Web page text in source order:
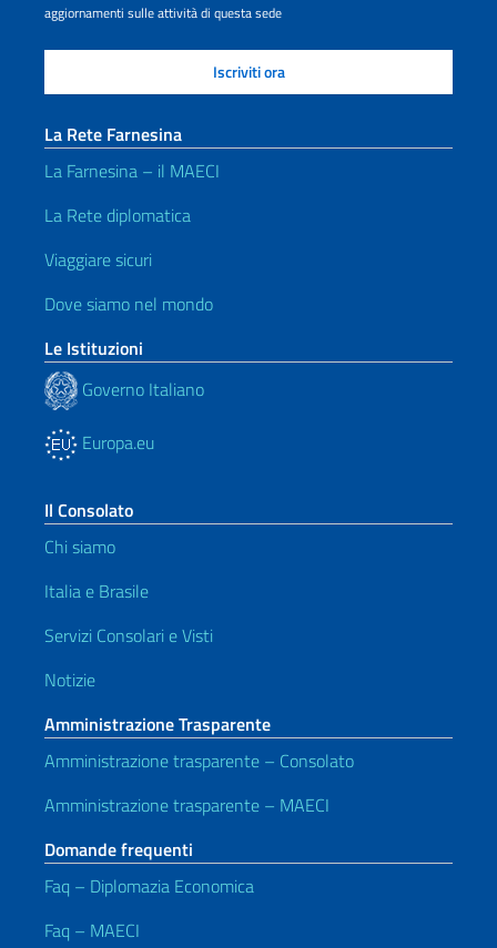
aggiornamenti sulle attività di questa sede
La Rete Farnesina
La Farnesina – il MAECI
La Rete diplomatica
Viaggiare sicuri
Dove siamo nel mondo
Le Istituzioni
Governo Italiano
Europa.eu
Il Consolato
Chi siamo
Italia e Brasile
Servizi Consolari e Visti
Notizie
Amministrazione Trasparente
Amministrazione trasparente – Consolato
Amministrazione trasparente – MAECI
Domande frequenti
Faq – Diplomazia Economica
Faq – MAECI